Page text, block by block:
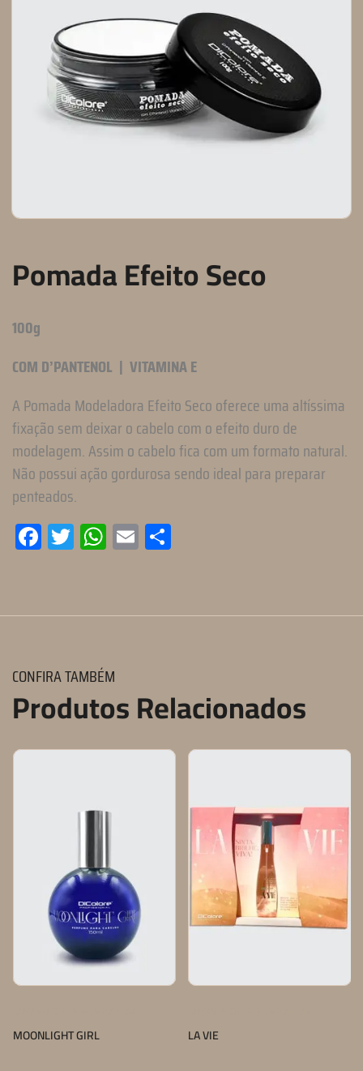
Pomada Efeito Seco
100g
COM D’PANTENOL | VITAMINA E
A Pomada Modeladora Efeito Seco oferece uma altíssima
fixação sem deixar o cabelo com o efeito duro de
modelagem. Assim o cabelo fica com um formato natural.
Não possui ação gordurosa sendo ideal para preparar
penteados.
Facebook
TwitterWhatsApp
Email
CONFIRA TAMBÉM
Produtos Relacionados
MOONLIGHT GIRL LA VIE